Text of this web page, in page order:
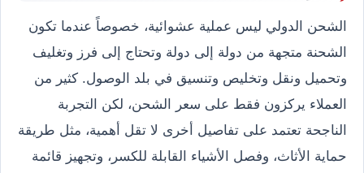
الشحن الدولي ليس عملية عشوائية، خصوصاً عندما تكون
الشحنة متجهة من دولة إلى دولة وتحتاج إلى فرز وتغليف
وتحميل ونقل وتخليص وتنسيق في بلد الوصول. كثير من
العملاء يركزون فقط على سعر الشحن، لكن التجربة
الناجحة تعتمد على تفاصيل أخرى لا تقل أهمية، مثل طريقة
حماية الأثاث، وفصل الأشياء القابلة للكسر، وتجهيز قائمة